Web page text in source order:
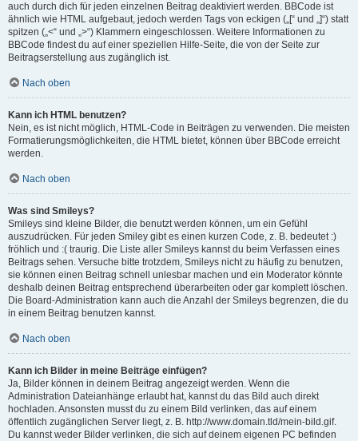
auch durch dich für jeden einzelnen Beitrag deaktiviert werden. BBCode ist
ähnlich wie HTML aufgebaut, jedoch werden Tags von eckigen („[“ und „]“) statt
spitzen („<“ und „>“) Klammern eingeschlossen. Weitere Informationen zu
BBCode findest du auf einer speziellen Hilfe-Seite, die von der Seite zur
Beitragserstellung aus zugänglich ist.
Nach oben
Kann ich HTML benutzen?
Nein, es ist nicht möglich, HTML-Code in Beiträgen zu verwenden. Die meisten
Formatierungsmöglichkeiten, die HTML bietet, können über BBCode erreicht
werden.
Nach oben
Was sind Smileys?
Smileys sind kleine Bilder, die benutzt werden können, um ein Gefühl
auszudrücken. Für jeden Smiley gibt es einen kurzen Code, z. B. bedeutet :)
fröhlich und :( traurig. Die Liste aller Smileys kannst du beim Verfassen eines
Beitrags sehen. Versuche bitte trotzdem, Smileys nicht zu häufig zu benutzen,
sie können einen Beitrag schnell unlesbar machen und ein Moderator könnte
deshalb deinen Beitrag entsprechend überarbeiten oder gar komplett löschen.
Die Board-Administration kann auch die Anzahl der Smileys begrenzen, die du
in einem Beitrag benutzen kannst.
Nach oben
Kann ich Bilder in meine Beiträge einfügen?
Ja, Bilder können in deinem Beitrag angezeigt werden. Wenn die
Administration Dateianhänge erlaubt hat, kannst du das Bild auch direkt
hochladen. Ansonsten musst du zu einem Bild verlinken, das auf einem
öffentlich zugänglichen Server liegt, z. B. http://www.domain.tld/mein-bild.gif.
Du kannst weder Bilder verlinken, die sich auf deinem eigenen PC befinden